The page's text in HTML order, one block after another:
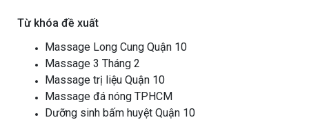
Từ khóa đề xuất
Massage Long Cung Quận 10
Massage 3 Tháng 2
Massage trị liệu Quận 10
Massage đá nóng TPHCM
Dưỡng sinh bấm huyệt Quận 10